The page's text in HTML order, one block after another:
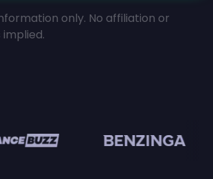
only. No affiliation or